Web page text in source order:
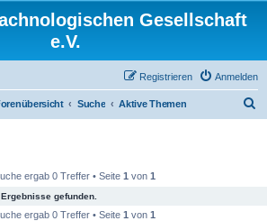
Gesellschaft
e.V.
Anmelden
Registrieren
Suche Aktive Themen
ergab 0 Treffer • Seite 1 von 1
gefunden.
ergab 0 Treffer • Seite 1 von 1